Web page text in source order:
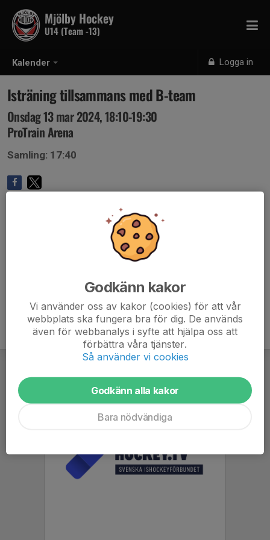
Kalender Logga in
Mjölby Hockey
U14 (Team -13)
Isträning tillsammans med B-team
Onsdag 13 mar 2024, 18:10-19:30
ProTrain Arena
Samling: 17:40
Godkänn kakor
Vi använder oss av kakor (cookies) för att vår
webbplats ska fungera bra för dig. De används
även för webbanalys i syfte att hjälpa oss att
förbättra våra tjänster.
Så använder vi cookies
Godkänn alla kakor
Bara nödvändiga